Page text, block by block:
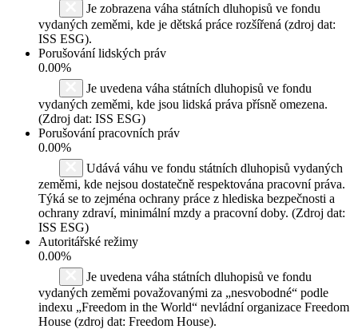
Je zobrazena váha státních dluhopisů ve fondu
vydaných zeměmi, kde je dětská práce rozšířená (zdroj dat:
ISS ESG).
Porušování lidských práv
0.00%
Je uvedena váha státních dluhopisů ve fondu
vydaných zeměmi, kde jsou lidská práva přísně omezena.
(Zdroj dat: ISS ESG)
Porušování pracovních práv
0.00%
Udává váhu ve fondu státních dluhopisů vydaných
zeměmi, kde nejsou dostatečně respektována pracovní práva.
Týká se to zejména ochrany práce z hlediska bezpečnosti a
ochrany zdraví, minimální mzdy a pracovní doby. (Zdroj dat:
ISS ESG)
Autoritářské režimy
0.00%
Je uvedena váha státních dluhopisů ve fondu
vydaných zeměmi považovanými za „nesvobodné“ podle
indexu „Freedom in the World“ nevládní organizace Freedom
House (zdroj dat: Freedom House).